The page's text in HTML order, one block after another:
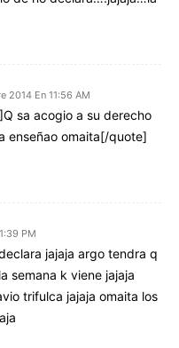
2014 En 11:56 AM
sa acogio a su derecho
enseñao omaita[/quote]
PM
jajaja argo tendra q
semana k viene jajaja
trifulca jajaja omaita los